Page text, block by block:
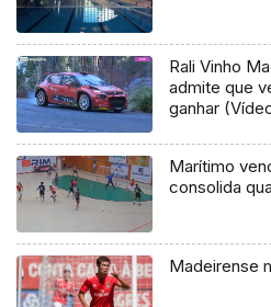
Rali Vinho
admite que
ganhar
Marítimo
consolida
Madeirense